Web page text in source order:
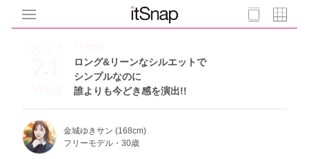
2017
2.1
Wed
ロング&リーンなシルエットで
シンプルなのに
誰よりも今どき感を演出!!
Theme
金城ゆきサン (168cm)
フリーモデル・30歳